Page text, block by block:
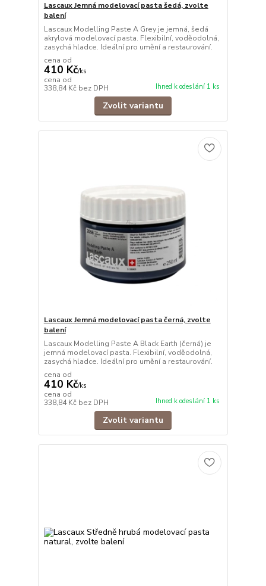
Lascaux Jemná modelovací pasta šedá, zvolte
balení
Lascaux Modelling Paste A Grey je jemná, šedá
akrylová modelovací pasta. Flexibilní, voděodolná,
zasychá hladce. Ideální pro umění a restaurování.
cena od
410 Kč/ks
cena od
338,84 Kč bez DPH Ihned k odeslání 1 ks
Zvolit variantu
Lascaux Jemná modelovací pasta černá, zvolte
balení
Lascaux Modelling Paste A Black Earth (černá) je
jemná modelovací pasta. Flexibilní, voděodolná,
zasychá hladce. Ideální pro umění a restaurování.
cena od
410 Kč/ks
cena od
338,84 Kč bez DPH Ihned k odeslání 1 ks
Zvolit variantu